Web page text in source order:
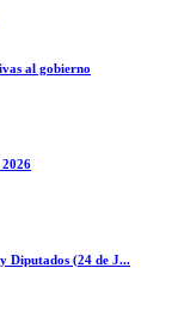
al gobierno
Diputados (24 de J...